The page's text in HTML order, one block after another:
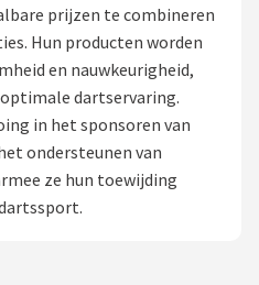
prijzen te combineren
Hun producten worden
en nauwkeurigheid,
dartservaring.
in het sponsoren van
ondersteunen van
ze hun toewijding